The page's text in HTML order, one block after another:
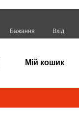
Бажання Вхід
Мій кошик